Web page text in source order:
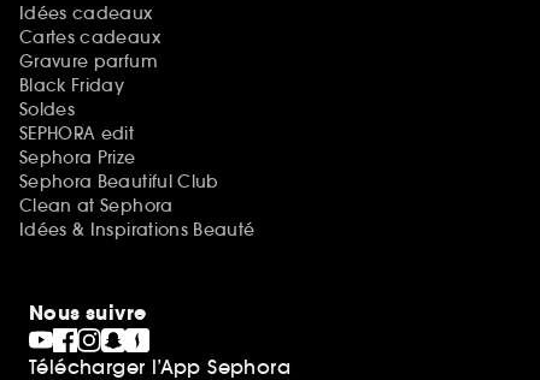
Idées cadeaux
Cartes cadeaux
Gravure parfum
Black Friday
Soldes
SEPHORA edit
Sephora Prize
Sephora Beautiful Club
Clean at Sephora
Idées & Inspirations Beauté
Nous suivre
Télécharger l’App Sephora